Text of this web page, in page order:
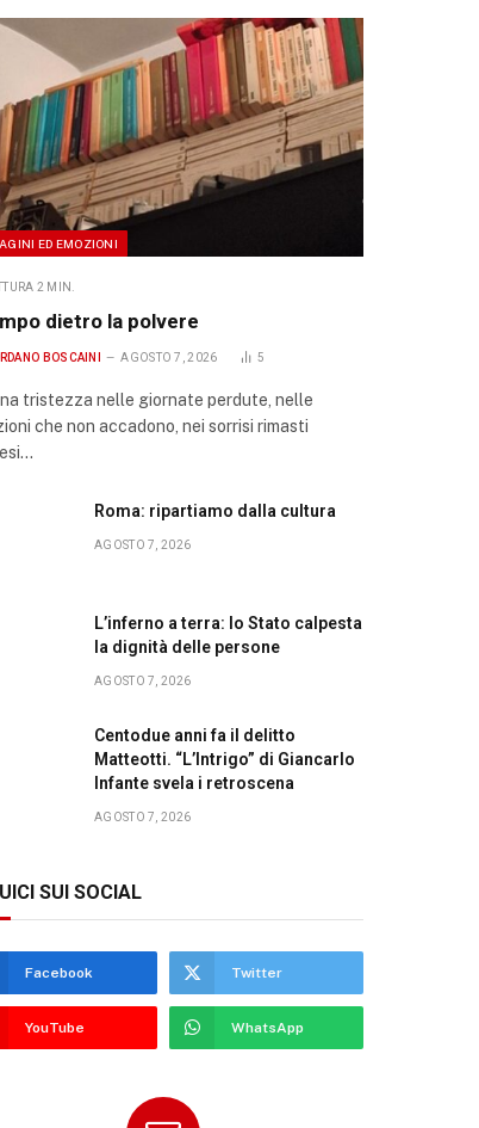
ED EMOZIONI
2 MIN.
dietro la polvere
BOSCAINI AGOSTO 7, 2026 5
tristezza nelle giornate perdute, nelle
che non accadono, nei sorrisi rimasti
Roma: ripartiamo dalla cultura
AGOSTO 7, 2026
L’inferno a terra: lo Stato calpesta
la dignità delle persone
AGOSTO 7, 2026
Centodue anni fa il delitto
Matteotti. “L’Intrigo” di Giancarlo
Infante svela i retroscena
AGOSTO 7, 2026
SUI SOCIAL
Facebook Twitter
YouTube WhatsApp